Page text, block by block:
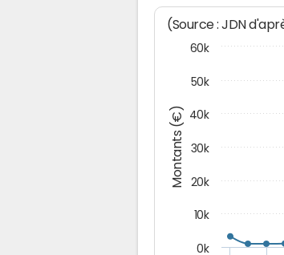
Montants (€)
(Source : JDN
0k
10k
20k
30k
40k
50k
60k